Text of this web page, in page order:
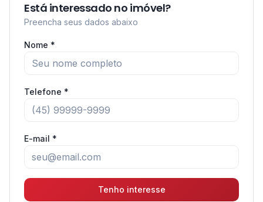
Está interessado no imóvel?
Preencha seus dados abaixo
Nome *
Telefone *
E-mail *
Tenho interesse